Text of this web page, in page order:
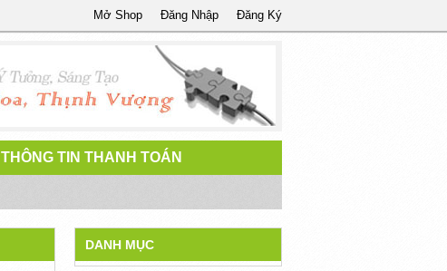
Đăng Ký
Đăng Nhập
Mở Shop
THÔNG TIN THANH TOÁN
DANH MỤC